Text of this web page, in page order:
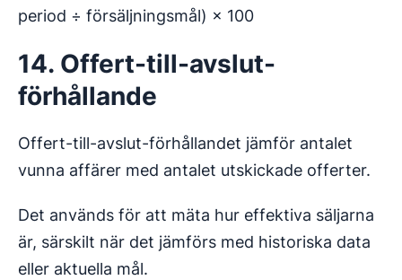
period ÷ försäljningsmål) × 100
14. Offert-till-avslut-
förhållande
Offert-till-avslut-förhållandet jämför antalet
vunna affärer med antalet utskickade offerter.
Det används för att mäta hur effektiva säljarna
är, särskilt när det jämförs med historiska data
eller aktuella mål.